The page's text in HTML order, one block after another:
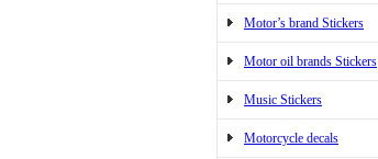
Motor’s brand Stickers
Motor oil brands Stickers
Music Stickers
Motorcycle decals